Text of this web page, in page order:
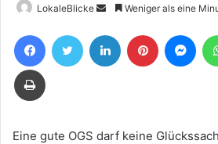
LokaleBlicke
Sende
eine
E-
Weniger als eine
FacebookTwitter LinkedIn Pinterest
Drucken
Eine gute OGS darf keine